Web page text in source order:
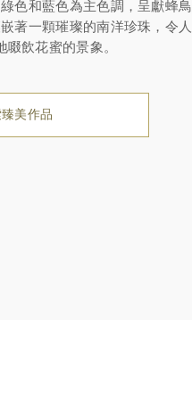
色和藍色為主色調，呈獻蜂鳥
著一顆璀璨的南洋珍珠，令人
啜飲花蜜的景象。
美作品